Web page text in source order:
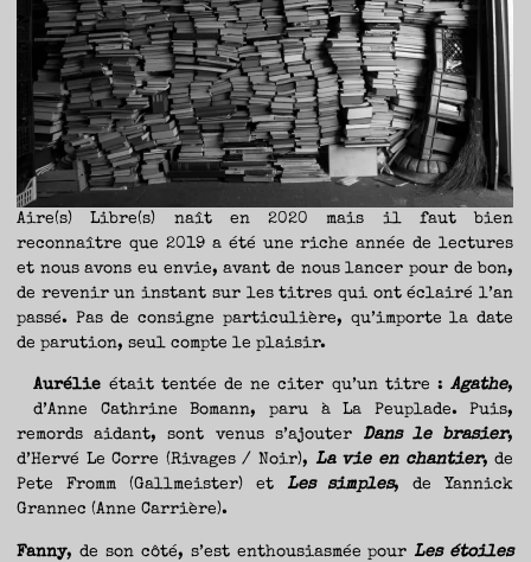
LES
PAS
DE
CÔTÉ,
PARLER
SURTOUT
DE
LIVRES,
DONC,
MAIS
NE
S’INTERDIRE
D’AUTRES
HORIZONS.
BREF,
SE
JETER
À
L’EAU
SE
EN
ET
VOIR
QUI
AIRE(S)
LIBRE(S),
COMMENCE
ICI.
Aire(s) Libre(s) naît en 2020 mais il faut bien
reconnaître que 2019 a été une riche année de lectures
et nous avons eu envie, avant de nous lancer pour de bon,
de revenir un instant sur les titres qui ont éclairé l’an
passé. Pas de consigne particulière, qu’importe la date
de parution, seul compte le plaisir.
Aurélie était tentée de ne citer qu’un titre :Agathe,
d’Anne Cathrine Bomann, paru à La Peuplade. Puis,
remords aidant, sont venus s’ajouter Dans le brasier,
d’Hervé Le Corre (Rivages / Noir),La vie en chantier, de
Pete Fromm (Gallmeister) et Les simples, de Yannick
Grannec (Anne Carrière).
Fanny, de son côté, s’est enthousiasmée pourLes étoiles